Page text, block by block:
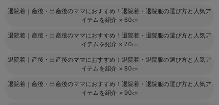
退院着｜産後・出産後のママにおすすめ！退院着・退院服の選び方と人気ア
イテムを紹介 × 60㎝
退院着｜産後・出産後のママにおすすめ！退院着・退院服の選び方と人気ア
イテムを紹介 ×70㎝
退院着｜産後・出産後のママにおすすめ！退院着・退院服の選び方と人気ア
イテムを紹介 × 80㎝
退院着｜産後・出産後のママにおすすめ！退院着・退院服の選び方と人気ア
イテムを紹介 × 90㎝